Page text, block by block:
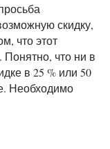
скидку,
что этот
Понятно, что ни в
в 25 % или 50
Необходимо